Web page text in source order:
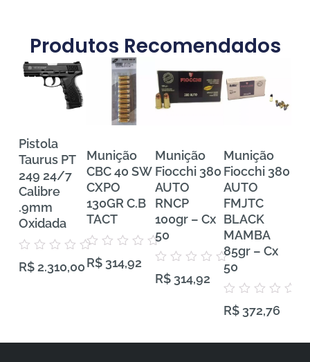
Produtos Recomendados
Pistola
Taurus PT
249 24/7
Calibre
.9mm
Oxidada
0
R$2.310,00
Munição
CBC 40 SW
CXPO
130GR C.B
TACT
0
R$ 314,92
Munição
Fiocchi 380
AUTO
RNCP
100gr – Cx
50
0
R$ 314,92
Munição
Fiocchi 380
AUTO
FMJTC
BLACK
MAMBA
85gr – Cx
50
0
R$372,76